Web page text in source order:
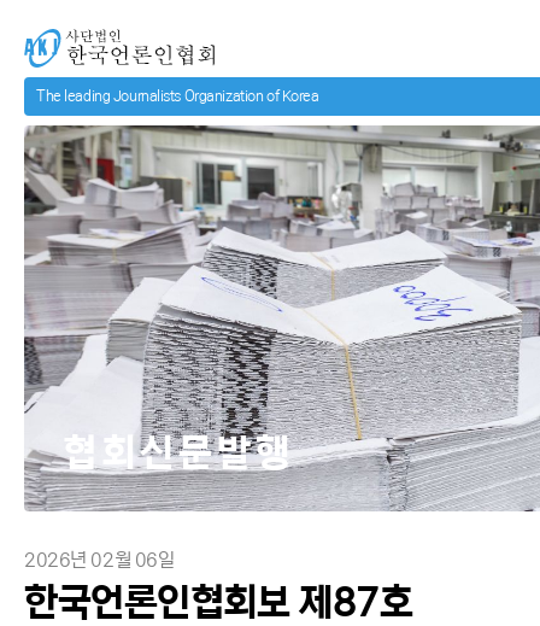
사단법인 한국언론인협회
2026년 02월 06일
한국언론인협회보 제87호
협회신문발행